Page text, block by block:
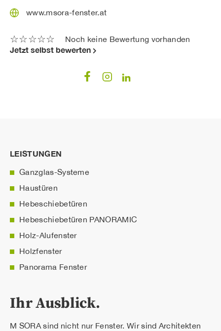
www.msora-fenster.at
Noch keine Bewertung vorhanden
☆☆☆☆☆
Jetzt selbst bewerten
Ihr Ausblick.
M SORA sind nicht nur Fenster. Wir sind Architekten
LEISTUNGEN
Ganzglas-Systeme
Haustüren
Hebeschiebetüren
Hebeschiebetüren PANORAMIC
Holz-Alufenster
Holzfenster
Panorama Fenster